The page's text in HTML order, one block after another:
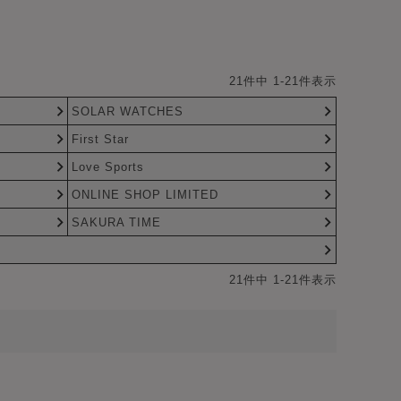
21件中 1-21件表示
SOLAR WATCHES
First Star
Love Sports
ONLINE SHOP LIMITED
SAKURA TIME
21件中 1-21件表示